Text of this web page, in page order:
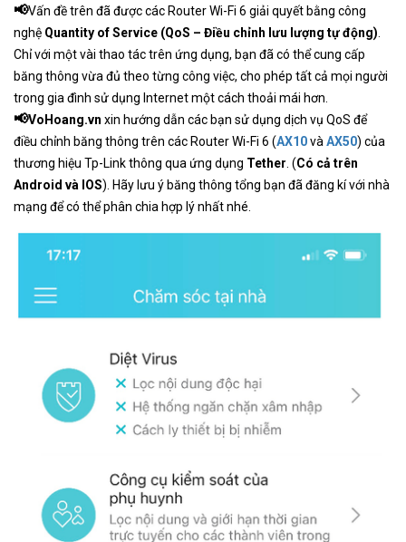
📢Vấn đề trên đã được các Router Wi-Fi 6 giải quyết bằng công
nghệ Quantity of Service (QoS – Điều chỉnh lưu lượng tự động)
Chỉ với một vài thao tác trên ứng dụng, bạn đã có thể cung cấp
băng thông vừa đủ theo từng công việc, cho phép tất cả mọi người
trong gia đình sử dụng Internet một cách thoải mái hơn.
📢VoHoang.vn xin hướng dẫn các bạn sử dụng dịch vụ QoS để
điều chỉnh băng thông trên các Router Wi-Fi 6 (AX10và AX50) của
thương hiệu Tp-Link thông qua ứng dụng Tether . (Có cả trên
Android và IOS). Hãy lưu ý băng thông tổng bạn đã đăng kí với nhà
mạng để có thể phân chia hợp lý nhất nhé.